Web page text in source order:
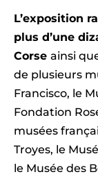
L’exposition
plus d’une
Corse ainsi
de plusieurs
Francisco, le
Fondation
musées
Troyes, le
le Musée des